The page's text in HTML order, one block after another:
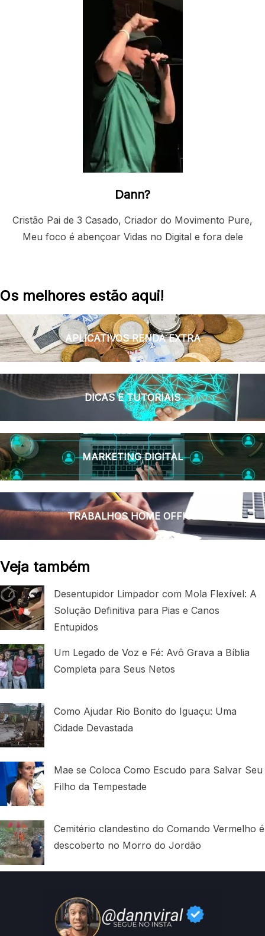
Dann?
Cristão Pai de 3 Casado, Criador do Movimento Pure,
Meu foco é abençoar Vidas no Digital e fora dele
Os melhores estão aqui!
APLICATIVOS RENDA EXTRA
DICAS E TUTORIAIS
MARKETING DIGITAL
TRABALHOS HOME OFFICE
Veja também
Desentupidor Limpador com Mola Flexível: A
Solução Definitiva para Pias e Canos
Entupidos
Um Legado de Voz e Fé: Avô Grava a Bíblia
Completa para Seus Netos
Como Ajudar Rio Bonito do Iguaçu: Uma
Cidade Devastada
Mae se Coloca Como Escudo para Salvar Seu
Filho da Tempestade
Cemitério clandestino do Comando Vermelho é
descoberto no Morro do Jordão